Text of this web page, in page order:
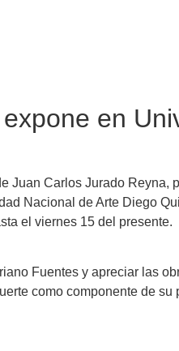
en
Juan Carlos Jurado Reyna,
Nacional de Arte Diego
el viernes 15 del presente.
Fuentes y apreciar las
como componente de